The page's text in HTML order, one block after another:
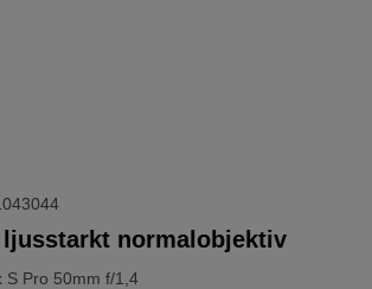
S Pro 50mm f/1,4
normalobjektiv